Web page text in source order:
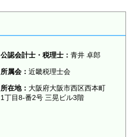
公認会計士・税理士：青井 卓郎
所属会：近畿税理士会
所在地： 大阪府大阪市西区西本町
1丁目8-番2号 三晃ビル3階